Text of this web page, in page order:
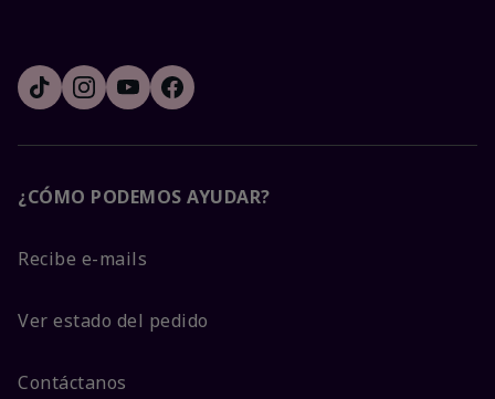
¿CÓMO PODEMOS AYUDAR?
Recibe e-mails
Ver estado del pedido
Contáctanos